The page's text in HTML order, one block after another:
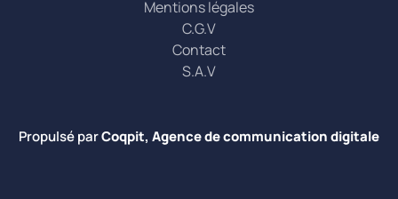
Mentions légales
C.G.V
Contact
S.A.V
Propulsé parCoqpit, Agence de communication digitale